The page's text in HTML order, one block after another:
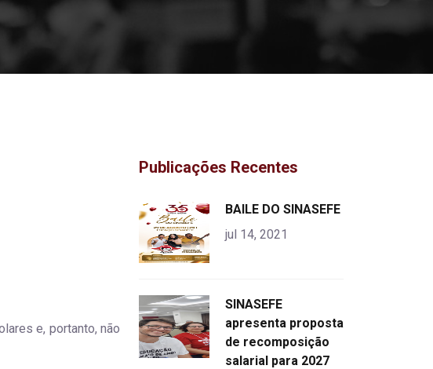
e, portanto, não
Publicações Recentes
alt="product">
BAILE DO SINASEFE
jul 14, 2021
alt="product">
SINASEFE
apresenta proposta
de recomposição
salarial para 2027